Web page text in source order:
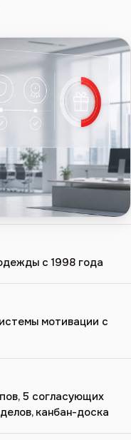
с 1998 года
мотивации с
5 согласующих
канбан-доска